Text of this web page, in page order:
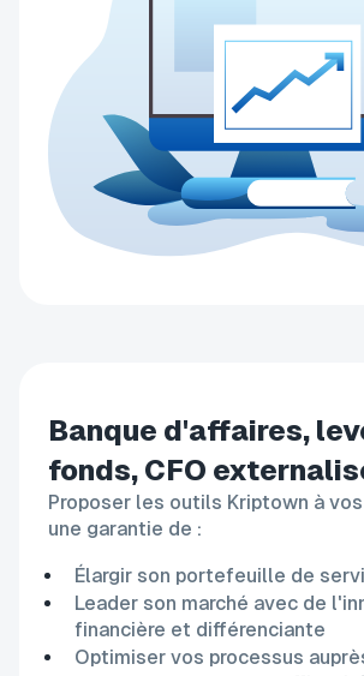
Banque d'affaires,
fonds, CFO
Proposer les outils Kriptown à
une garantie de :
Élargir son portefeuille de
Leader son marché avec de
financière et différenciante
Optimiser vos processus